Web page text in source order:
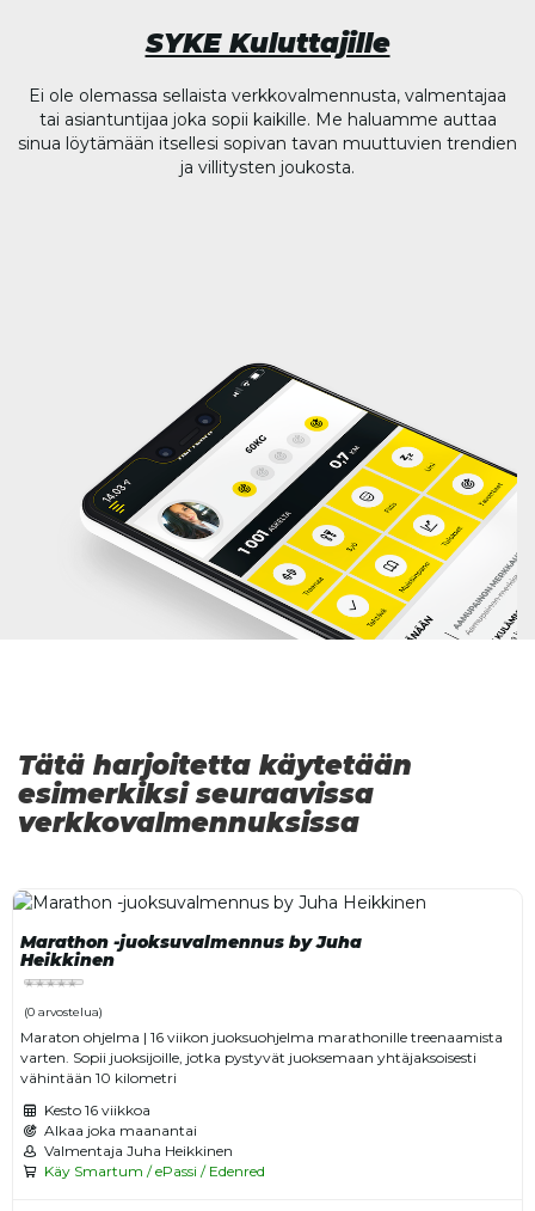
SYKE Kuluttajille
Ei ole olemassa sellaista verkkovalmennusta, valmentajaa
tai asiantuntijaa joka sopii kaikille. Me haluamme auttaa
sinua löytämään itsellesi sopivan tavan muuttuvien trendien
ja villitysten joukosta.
Tätä harjoitetta käytetään
esimerkiksi seuraavissa
verkkovalmennuksissa
Marathon -juoksuvalmennus by Juha
Heikkinen
(0 arvostelua)
Maraton ohjelma | 16 viikon juoksuohjelma marathonille treenaamista
varten. Sopii juoksijoille, jotka pystyvät juoksemaan yhtäjaksoisesti
vähintään 10 kilometri
Kesto 16 viikkoa
Alkaa joka maanantai
Valmentaja Juha Heikkinen
Käy Smartum / ePassi / Edenred